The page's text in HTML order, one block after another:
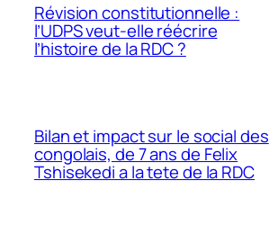
Révision constitutionnelle :
l’UDPS veut-elle réécrire
l’histoire de la RDC ?
Bilan et impact sur le social des
congolais, de 7 ans de Felix
Tshisekedi a la tete de la RDC